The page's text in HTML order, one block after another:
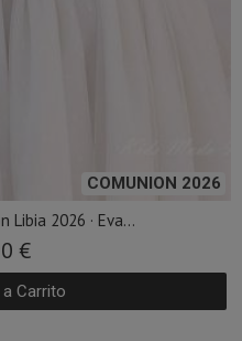
COMUNION 2026
Libia 2026 · Eva...
€
Carrito